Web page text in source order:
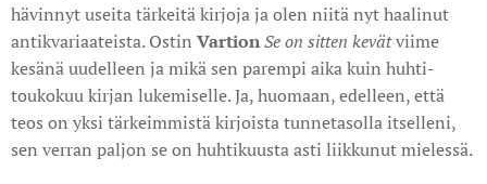
hävinnyt useita tärkeitä kirjoja ja olen niitä nyt haalinut
antikvariaateista. Ostin VartionSe on sitten kevätviime
kesänä uudelleen ja mikä sen parempi aika kuin huhti-
toukokuu kirjan lukemiselle. Ja, huomaan, edelleen, että
teos on yksi tärkeimmistä kirjoista tunnetasolla itselleni,
sen verran paljon se on huhtikuusta asti liikkunut mielessä.